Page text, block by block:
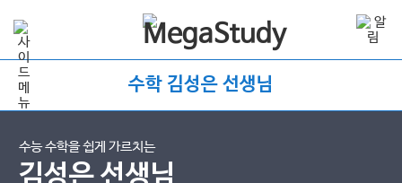
수학 김성은 선생님
수능 수학을 쉽게 가르치는